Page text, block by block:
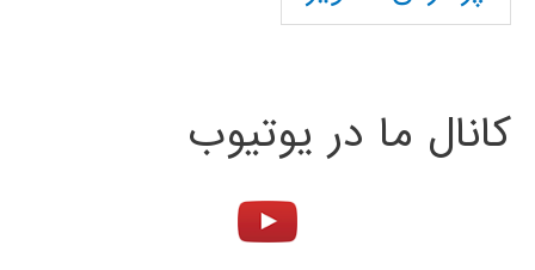
کانال ما در یوتیوب